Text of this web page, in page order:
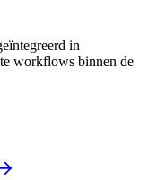
in
workflows binnen de